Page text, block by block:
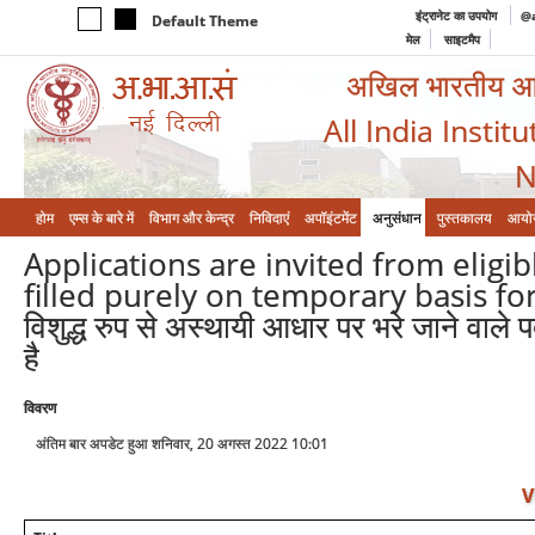
Default Theme इंट्रानेट का उपयोग
मेल
साइटमैप
अखिल भारतीय
All India
होम एम्‍स के बारे में विभाग और केन्‍द्र निविदाएं अपॉइंटमेंट अनुसंधान पुस्तकालय
Applications are invited from
filled purely on temporary basis for
विशुद्ध रुप से अस्थायी आधार पर भरे जाने वाले
है
विवरण
अंतिम बार अपडेट हुआ शनिवार, 20 अगस्त 2022 10:01